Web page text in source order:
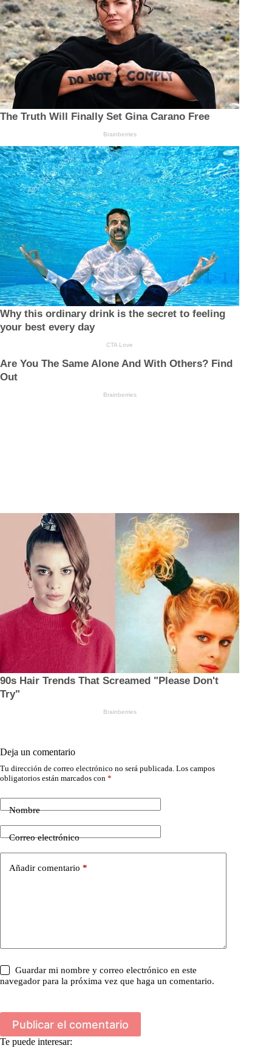
Deja un comentario
Tu dirección de correo electrónico no será publicada. Los campos
obligatorios están marcados con *
Nombre
Correo electrónico
Añadir comentario *
Guardar mi nombre y correo electrónico en este
navegador para la próxima vez que haga un comentario.
Publicar el comentario
Te puede interesar: